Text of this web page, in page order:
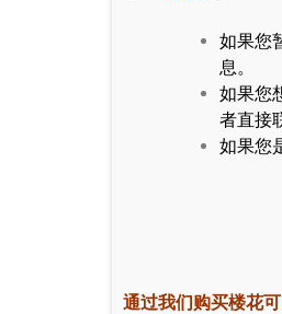
如果您
息。
如果您
者直接
如果您
通过我们购买楼花